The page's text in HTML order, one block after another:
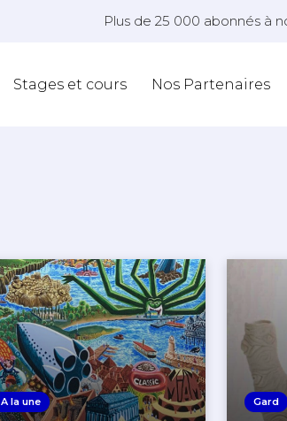
Plus de 25 000 abonnés à
Stages et cours Nos Partenaires
A la une Gard